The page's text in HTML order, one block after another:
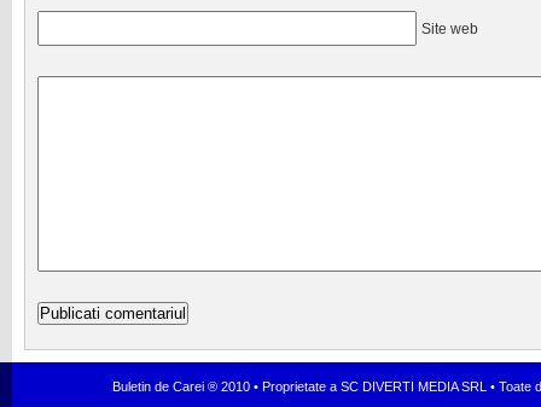
Site web
Buletin de Carei ® 2010 • Proprietate a SC DIVERTI MEDIA SRL •